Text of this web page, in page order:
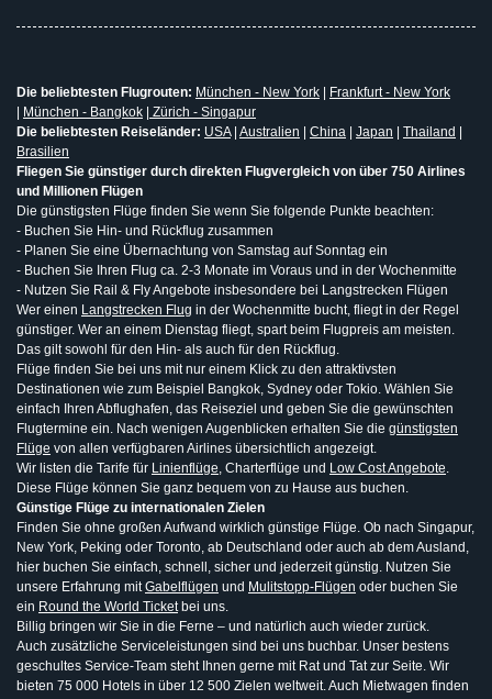
Die beliebtesten Flugrouten: München - New York
Frankfurt - New York
München - Bangkok
Zürich - Singapur
Die beliebtesten Reiseländer: USA| Australien China Japan Thailand
Brasilien
Fliegen Sie günstiger durch direkten Flugvergleich von über 750 Airlines
und Millionen Flügen
Die günstigsten Flüge finden Sie wenn Sie folgende Punkte beachten:
- Buchen Sie Hin- und Rückflug zusammen
- Planen Sie eine Übernachtung von Samstag auf Sonntag ein
- Buchen Sie Ihren Flug ca. 2-3 Monate im Voraus und in der Wochenmitte
- Nutzen Sie Rail & Fly Angebote insbesondere bei Langstrecken Flügen
Wer einen Langstrecken Flug in der Wochenmitte bucht, fliegt in der Regel
günstiger. Wer an einem Dienstag fliegt, spart beim Flugpreis am meisten.
Das gilt sowohl für den Hin- als auch für den Rückflug.
Flüge finden Sie bei uns mit nur einem Klick zu den attraktivsten
Destinationen wie zum Beispiel Bangkok, Sydney oder Tokio. Wählen Sie
einfach Ihren Abflughafen, das Reiseziel und geben Sie die gewünschten
Flugtermine ein. Nach wenigen Augenblicken erhalten Sie die günstigsten
Flüge von allen verfügbaren Airlines übersichtlich angezeigt.
Wir listen die Tarife für Linienflüge, Charterflüge und Low Cost Angebote.
Diese Flüge können Sie ganz bequem von zu Hause aus buchen.
Günstige Flüge zu internationalen Zielen
Finden Sie ohne großen Aufwand wirklich günstige Flüge. Ob nach Singapur,
New York, Peking oder Toronto, ab Deutschland oder auch ab dem Ausland,
hier buchen Sie einfach, schnell, sicher und jederzeit günstig. Nutzen Sie
unsere Erfahrung mitGabelflügen und Mulitstopp-Flügen oder buchen Sie
ein Round the World Ticketbei uns.
Billig bringen wir Sie in die Ferne – und natürlich auch wieder zurück.
Auch zusätzliche Serviceleistungen sind bei uns buchbar. Unser bestens
geschultes Service-Team steht Ihnen gerne mit Rat und Tat zur Seite. Wir
bieten 75 000 Hotels in über 12 500 Zielen weltweit. Auch Mietwagen finden